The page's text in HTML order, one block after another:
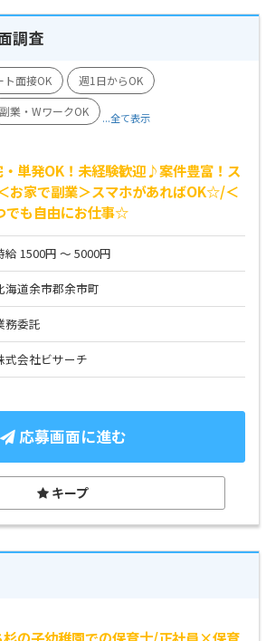
調査
ト面接OK
週1日からOK
副業・WワークOK ...全て表示
単発OK！未経験歓迎♪案件豊富！ス
お家で副業＞スマホがあればOK☆/＜
でも自由にお仕事☆
給 1500円 ～ 5000円
海道余市郡余市町
務委託
式会社ビサーチ
応募画面に進む
キープ
杉の子幼稚園での保育士/正社員×保育